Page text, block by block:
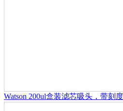
Watson 200ul盒装滤芯吸头，带刻